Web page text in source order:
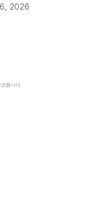
2026
합니다.